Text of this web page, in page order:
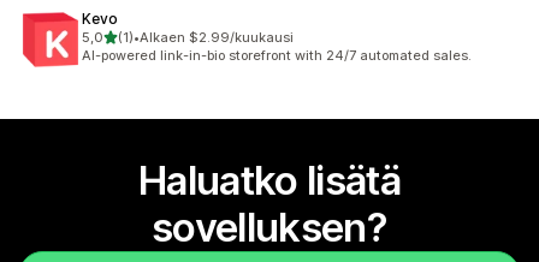
Kevo
5,0/ 5 tähteä
(1)
1 arvostelua yhteensä
•Alkaen $2.99/kuukausi
AI-powered link-in-bio storefront with 24/7 automated sales.
Haluatko lisätä
sovelluksen?